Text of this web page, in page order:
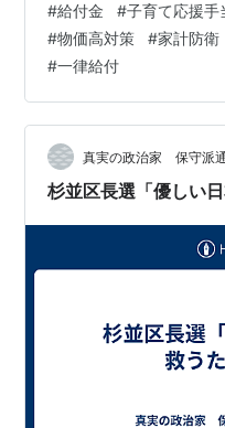
#給付金 #子育て応援手
#物価高対策 #家計防衛
#一律給付
真実の政治家 保守派
杉並区長選「優しい